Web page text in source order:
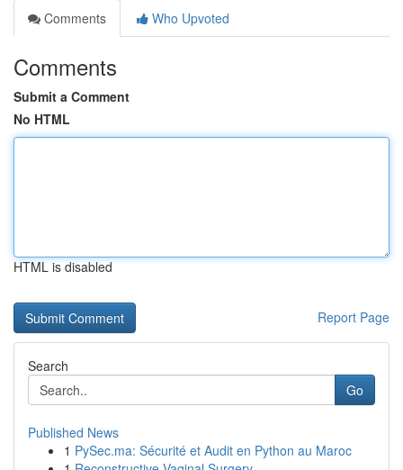
Comments
Who Upvoted
Comments
Submit a Comment
No HTML
HTML is disabled
Report Page
Search
Go
Published News
1 PySec.ma: Sécurité et Audit en Python au Maroc